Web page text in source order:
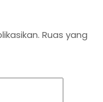
Ruas yang